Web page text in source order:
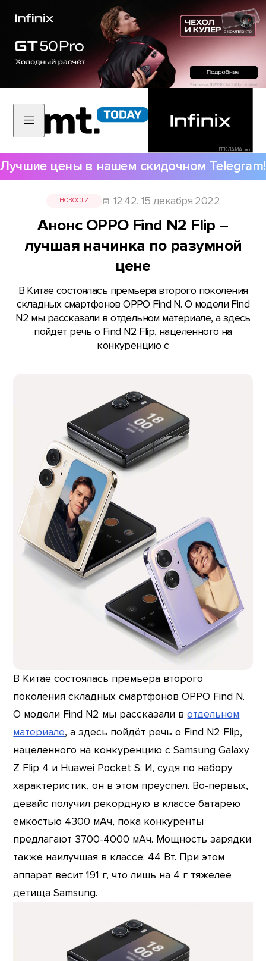
РЕКЛАМА •••
Лучшие цены в нашем скидочном Telegram!
НОВОСТИ 12:42, 15 декабря 2022
Анонс OPPO Find N2 Flip –
лучшая начинка по разумной
цене
В Китае состоялась премьера второго поколения
складных смартфонов OPPO Find N. О модели Find
N2 мы рассказали в отдельном материале, а здесь
пойдёт речь о Find N2 Flip, нацеленного на
конкуренцию с
В Китае состоялась премьера второго
поколения складных смартфонов OPPO Find N.
О модели Find N2 мы рассказали вотдельном
материале, а здесь пойдёт речь о Find N2 Flip,
нацеленного на конкуренцию с Samsung Galaxy
Z Flip 4 и Huawei Pocket S. И, судя по набору
характеристик, он в этом преуспел. Во-первых,
девайс получил рекордную в классе батарею
ёмкостью 4300 мАч, пока конкуренты
предлагают 3700-4000 мАч. Мощность зарядки
также наилучшая в классе: 44 Вт. При этом
аппарат весит 191 г, что лишь на 4 г тяжелее
детища Samsung.